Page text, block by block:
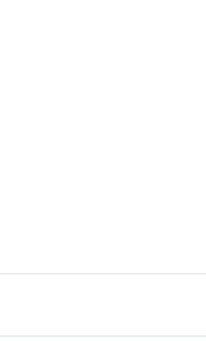
qui secoue le
est d’une